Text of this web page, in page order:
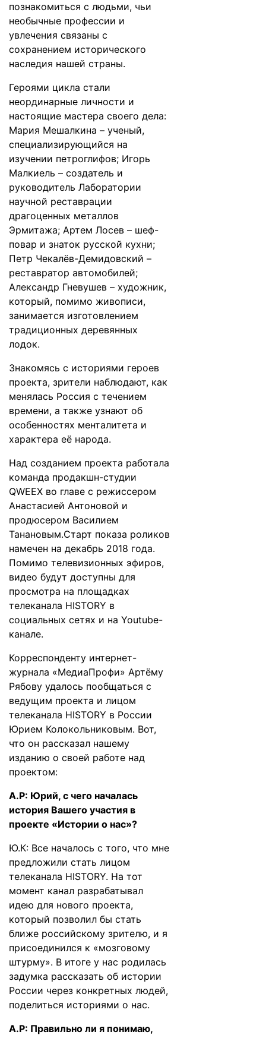
познакомиться с людьми, чьи
необычные профессии и
увлечения связаны с
сохранением исторического
наследия нашей страны.
Героями цикла стали
неординарные личности и
настоящие мастера своего дела:
Мария Мешалкина – ученый,
специализирующийся на
изучении петроглифов; Игорь
Малкиель – создатель и
руководитель Лаборатории
научной реставрации
драгоценных металлов
Эрмитажа; Артем Лосев – шеф-
повар и знаток русской кухни;
Петр Чекалёв-Демидовский –
реставратор автомобилей;
Александр Гневушев – художник,
который, помимо живописи,
занимается изготовлением
традиционных деревянных
лодок.
Знакомясь с историями героев
проекта, зрители наблюдают, как
менялась Россия с течением
времени, а также узнают об
особенностях менталитета и
характера её народа.
Над созданием проекта работала
команда продакшн-студии
QWEEX во главе с режиссером
Анастасией Антоновой и
продюсером Василием
Танановым.Старт показа роликов
намечен на декабрь 2018 года.
Помимо телевизионных эфиров,
видео будут доступны для
просмотра на площадках
телеканала HISTORY в
социальных сетях и на Youtube-
канале.
Корреспонденту интернет-
журнала «МедиаПрофи» Артёму
Рябову удалось пообщаться с
ведущим проекта и лицом
телеканала HISTORY в России
Юрием Колокольниковым. Вот,
что он рассказал нашему
изданию о своей работе над
проектом:
А.Р: Юрий, с чего началась
история Вашего участия в
проекте «Истории о нас»?
Ю.К: Все началось с того, что мне
предложили стать лицом
телеканала HISTORY. На тот
момент канал разрабатывал
идею для нового проекта,
который позволил бы стать
ближе российскому зрителю, и я
присоединился к «мозговому
штурму». В итоге у нас родилась
задумка рассказать об истории
России через конкретных людей,
поделиться историями о нас.
А.Р: Правильно ли я понимаю,